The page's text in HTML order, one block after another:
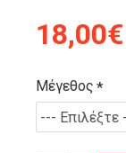
18,00€
Μέγεθος